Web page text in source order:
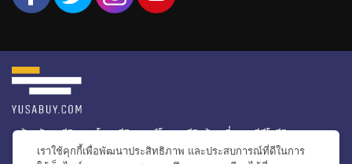
หน้าหลัก รีวิวคอนโด รีวิวทาวน์โฮม รีวิวบ้านเดี่ยว
วีดีโอรีวิว
เราใช้คุกกี้เพื่อพัฒนาประสิทธิภาพ และประสบการณ์ที่ดีในการ